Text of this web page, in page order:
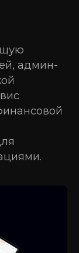
админ-